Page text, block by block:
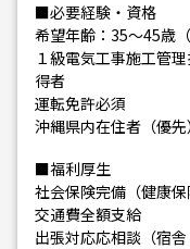
■必要経験・資格
希望年齢：35～45歳（
１級電気工事施工管
得者
運転免許必須
沖縄県内在住者（優
■福利厚生
社会保険完備（健康保
交通費全額支給
出張対応応相談（宿舎